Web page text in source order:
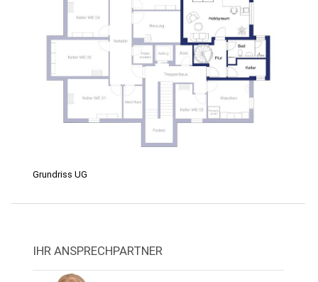
Grundriss UG
IHR ANSPRECHPARTNER